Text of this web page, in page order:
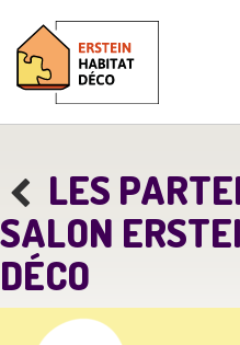
LES
SALON
DÉCO